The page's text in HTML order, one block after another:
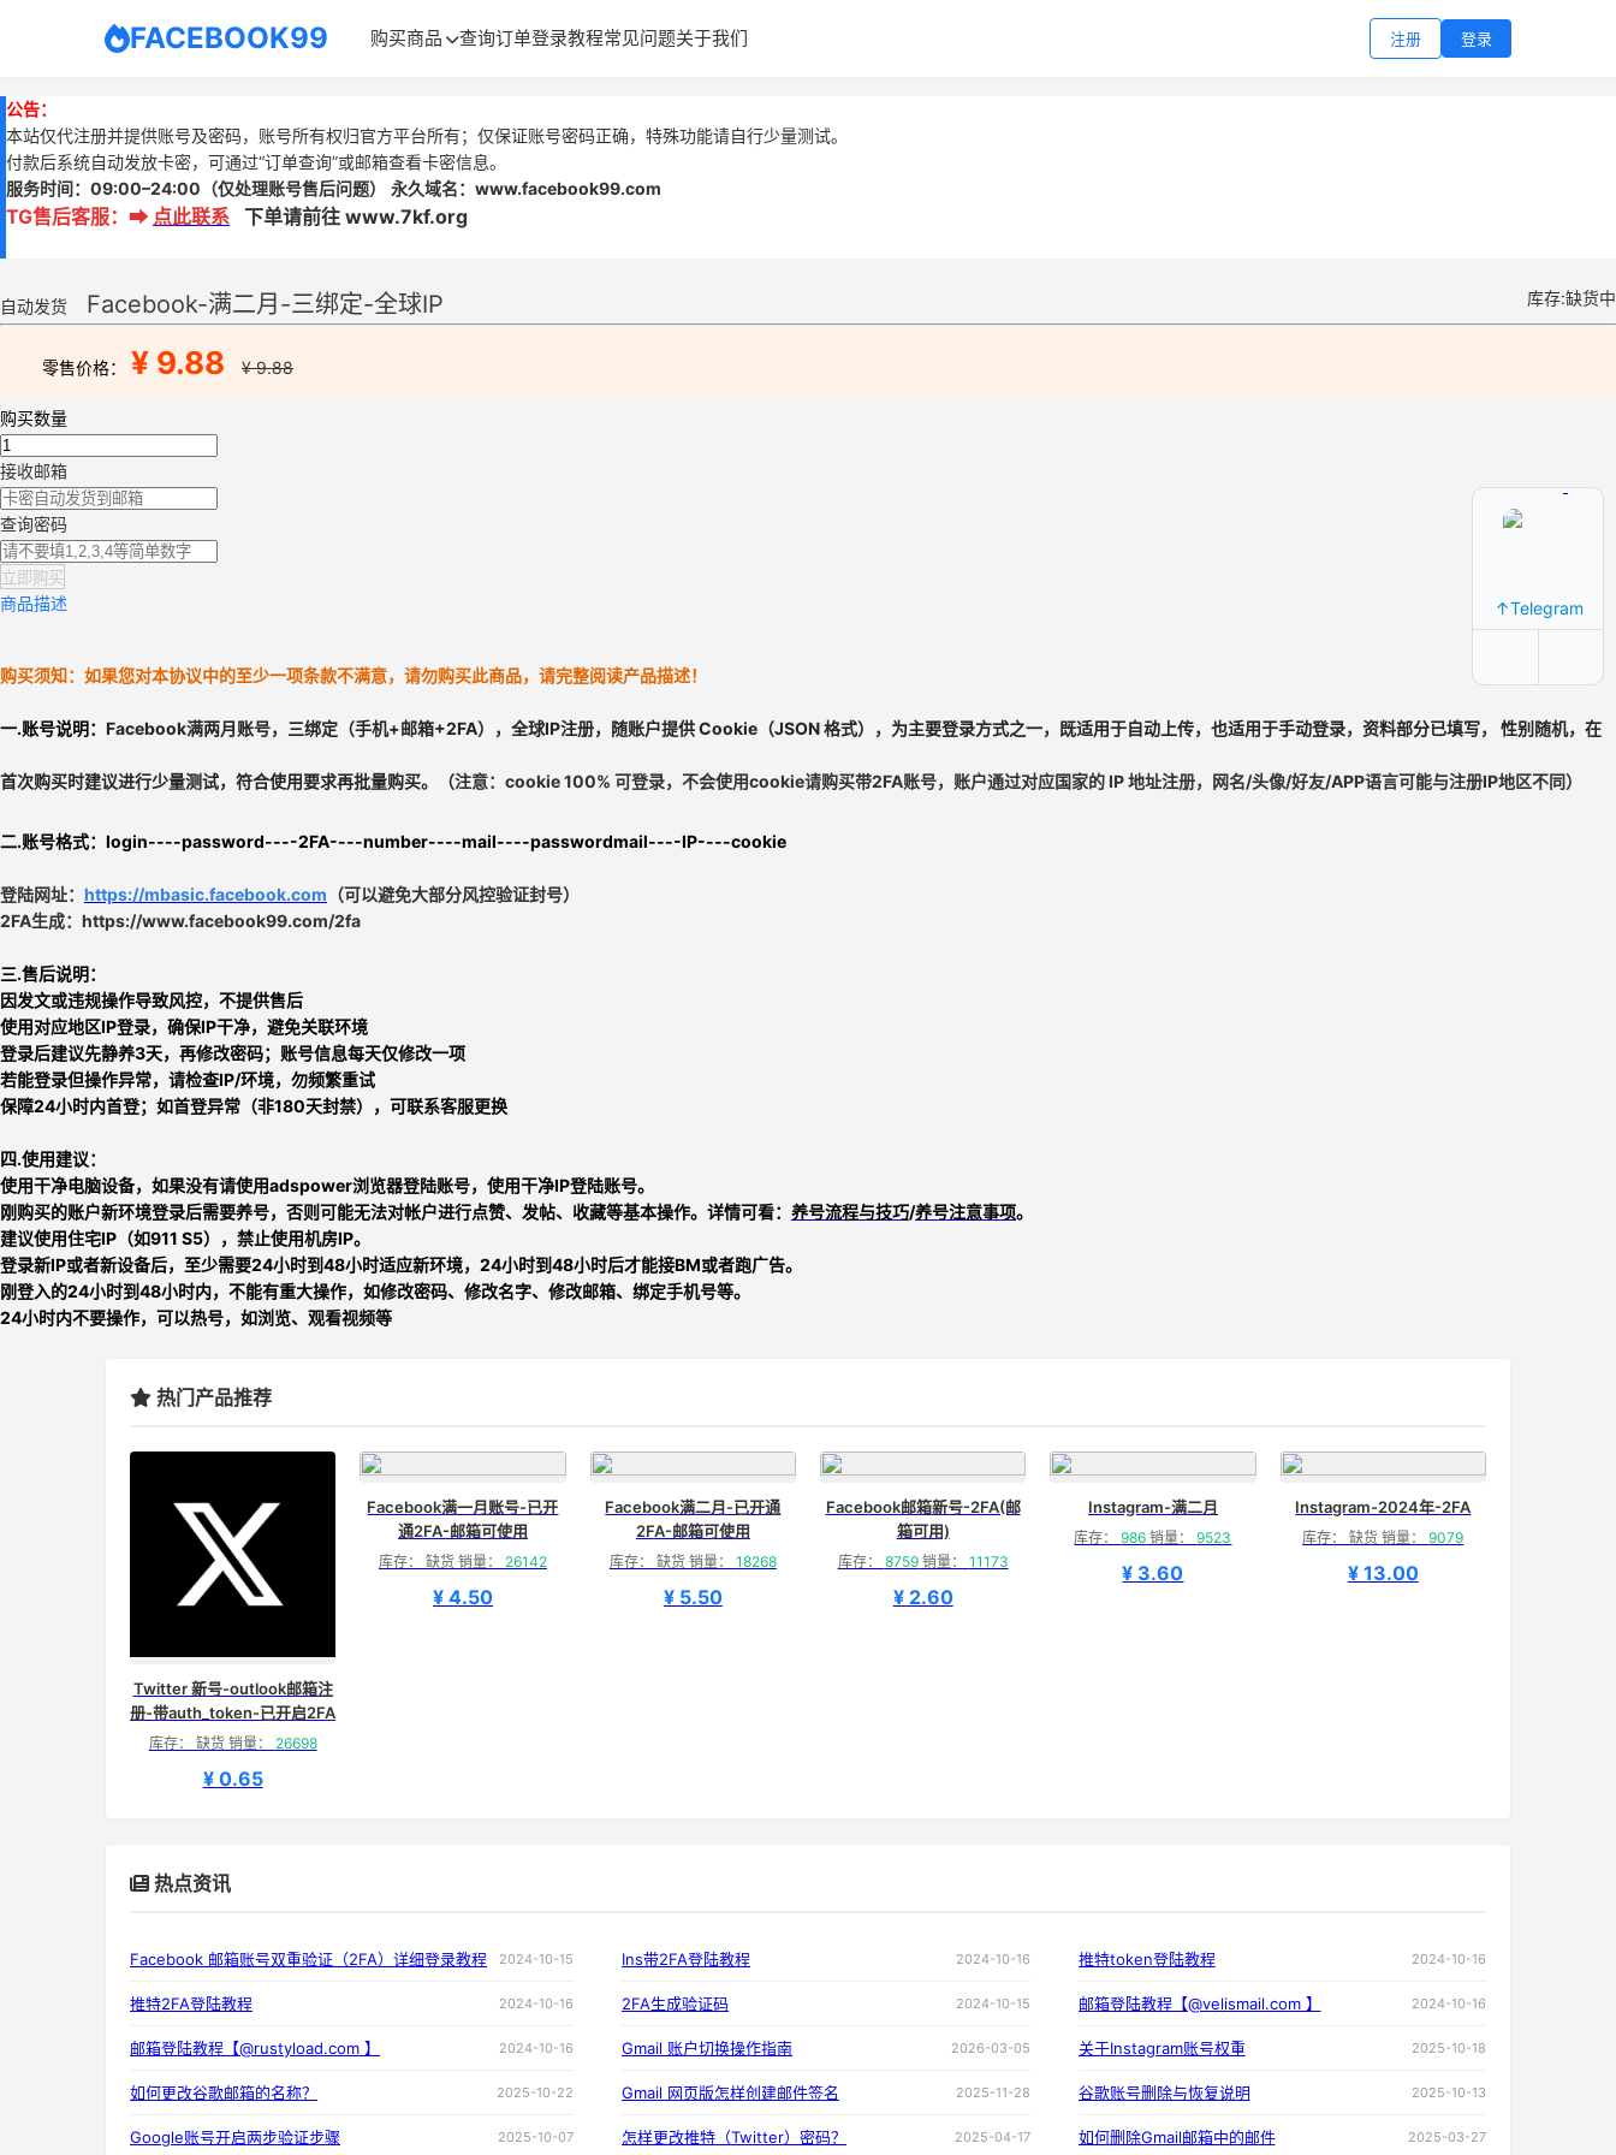
FACEBOOK99 购买商品 查询订单登录教程常见问题关于我们 注册 登录
公告：
本站仅代注册并提供账号及密码，账号所有权归官方平台所有；仅保证账号密码正确，特殊功能请自行少量测试。
付款后系统自动发放卡密，可通过“订单查询”或邮箱查看卡密信息。
服务时间： 09:00–24:00 （仅处理账号售后问题） 永久域名：www.facebook99.com
TG售后客服： ➡ 点此联系 下单请前往 www.7kf.org
自动发货 Facebook-满二月-三绑定-全球IP 库存:缺货中
零售价格： ¥ 9.88 ¥ 9.88
购买数量
接收邮箱
查询密码
立即购买
商品描述
购买须知：如果您对本协议中的至少一项条款不满意，请勿购买此商品，请完整阅读产品描述！
一.账号说明： Facebook满两月账号，三绑定（手机+邮箱+2FA），全球IP注册， 随账户提供 Cookie（JSON 格式），为主要登录方式之一，既适用于自动上传，也适用于手动登录，资料部分已填写， 性别随机，在
首次购买时建议进行少量测试，符合使用要求再批量购买。 （注意：cookie 100% 可登录，不会使用cookie请购买带2FA账号， 账户通过对应国家的 IP 地址注册，网名/头像/好友/APP语言可能与注册IP地区不同）
二.账号格式： login----password----2FA----number----mail----passwordmail----IP----cookie
登陆网址： https://mbasic.facebook.com （可以避免大部分风控验证封号）
2FA生成：https://www.facebook99.com/2fa
三.售后说明：
因发文或违规操作导致风控，不提供售后
使用对应地区IP登录，确保IP干净，避免关联环境
登录后建议先静养3天，再修改密码；账号信息每天仅修改一项
若能登录但操作异常，请检查IP/环境，勿频繁重试
保障24小时内首登；如首登异常（非180天封禁），可联系客服更换
四.使用建议：
使用干净电脑设备，如果没有请使用adspower浏览器登陆账号，使用干净IP登陆账号。
刚购买的账户新环境登录后需要养号，否则可能无法对帐户进行点赞、发帖、收藏等基本操作。详情可看： 养号流程与技巧/养号注意事项。
建议使用住宅IP（如911 S5），禁止使用机房IP。
登录新IP或者新设备后，至少需要24小时到48小时适应新环境，24小时到48小时后才能接BM或者跑广告。
刚登入的24小时到48小时内，不能有重大操作，如修改密码、修改名字、修改邮箱、绑定手机号等。
24小时内不要操作，可以热号，如浏览、观看视频等
热门产品推荐
Twitter 新号-outlook邮箱注
册-带auth_token-已开启2FA
库存： 缺货 销量： 26698
¥ 0.65
Facebook满一月账号-已开
通2FA-邮箱可使用
库存： 缺货 销量： 26142
¥ 4.50
Facebook满二月-已开通
2FA-邮箱可使用
库存： 缺货 销量： 18268
¥ 5.50
Facebook邮箱新号-2FA(邮
箱可用)
库存： 8759销量： 11173
¥ 2.60
Instagram-满二月
库存：986 销量：9523
¥ 3.60
Instagram-2024年-2FA
库存： 缺货 销量：9079
¥ 13.00
热点资讯
Facebook 邮箱账号双重验证（2FA）详细登录教程 2024-10-15 Ins带2FA登陆教程 2024-10-16 推特token登陆教程 2024-10-16
推特2FA登陆教程 2024-10-16 2FA生成验证码 2024-10-15 邮箱登陆教程【@velismail.com 】 2024-10-16
邮箱登陆教程【@rustyload.com 】 2024-10-16 Gmail 账户切换操作指南 2026-03-05 关于Instagram账号权重 2025-10-18
如何更改谷歌邮箱的名称？ 2025-10-22 Gmail 网页版怎样创建邮件签名 2025-11-28 谷歌账号删除与恢复说明 2025-10-13
Google账号开启两步验证步骤 2025-10-07 怎样更改推特（Twitter）密码？ 2025-04-17 如何删除Gmail邮箱中的邮件 2025-03-27
↑Telegram